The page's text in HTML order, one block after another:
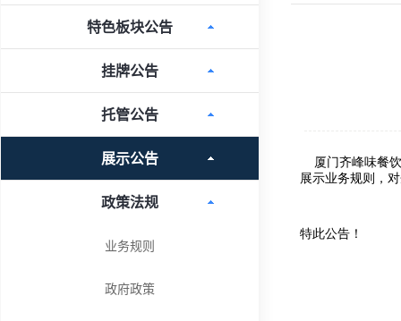
特色板块公告
挂牌公告
托管公告
展示公告
政策法规
业务规则
政府政策